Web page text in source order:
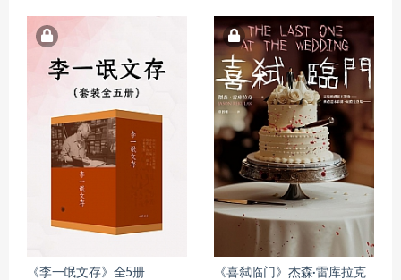
《李一氓文存》全5册 《喜弑临门》杰森·雷库拉克